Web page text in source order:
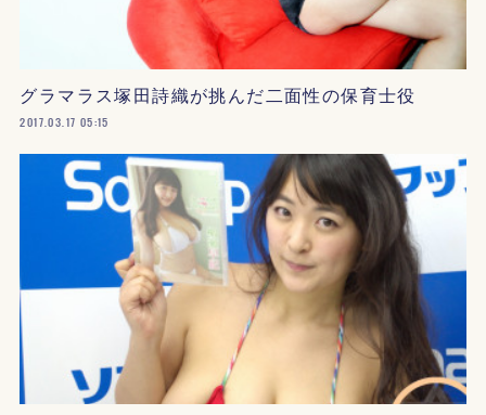
グラマラス塚田詩織が挑んだ二面性の保育士役
2017.03.17 05:15